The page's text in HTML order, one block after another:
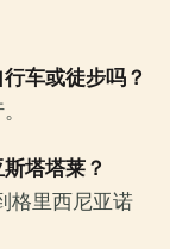
车或徒步吗？
塔塔莱？
格里西尼亚诺